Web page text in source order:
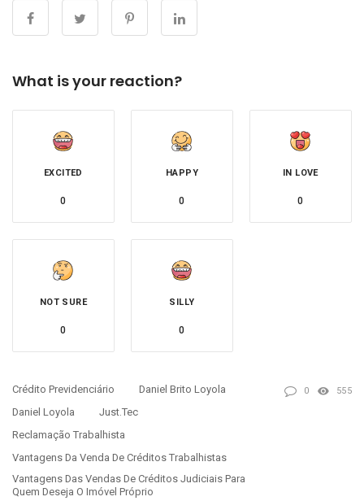
What is your reaction?
EXCITED
0
HAPPY
0
IN LOVE
0
NOT SURE
0
SILLY
0
Crédito Previdenciário
Daniel Brito Loyola
Daniel Loyola
Just.Tec
Reclamação Trabalhista
Vantagens Da Venda De Créditos Trabalhistas
Vantagens Das Vendas De Créditos Judiciais Para
Quem Deseja O Imóvel Próprio
0 555